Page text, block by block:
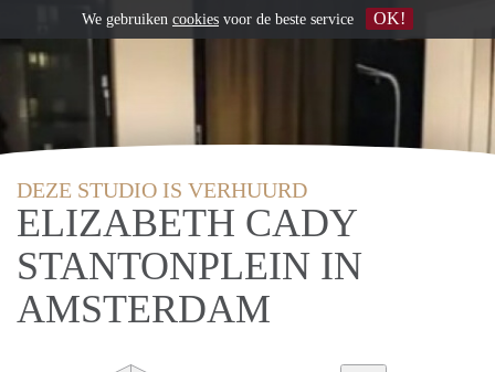
DEZE STUDIO IS VERHUURD
ELIZABETH CADY
STANTONPLEIN IN
AMSTERDAM
We gebruiken cookies voor de beste service OK!